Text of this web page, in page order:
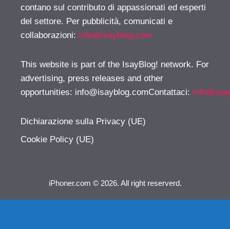
contano sul contributo di appassionati ed esperti
del settore. Per pubblicità, comunicati e
collaborazioni: info@isayblog.com
This website is part of the IsayBlog! network. For
advertising, press releases and other
opportunities: info@isayblog.comContattaci:
Dichiarazione sulla Privacy (UE)
Cookie Policy (UE)
iPhoner.com © 2026. All right reserverd.